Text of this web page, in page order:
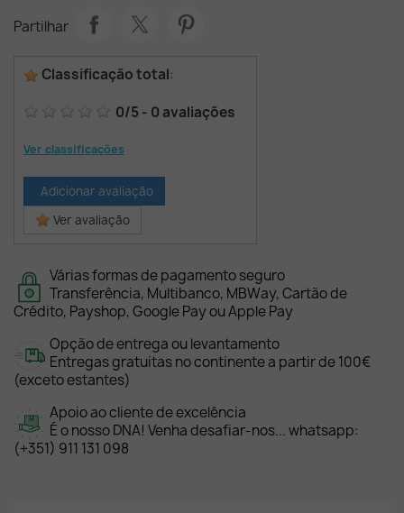
Partilhar
Classificação total:
0/5 - 0 avaliações
Ver classificações
Adicionar avaliação
Ver avaliação
Várias formas de pagamento seguro
Transferência, Multibanco, MBWay, Cartão de
Crédito, Payshop, Google Pay ou Apple Pay
Opção de entrega ou levantamento
Entregas gratuitas no continente a partir de 100€
(exceto estantes)
Apoio ao cliente de excelência
É o nosso DNA! Venha desafiar-nos... whatsapp:
(+351) 911 131 098